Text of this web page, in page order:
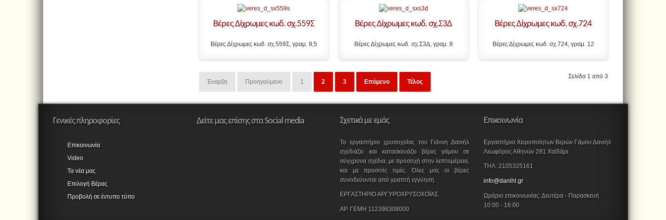
Βέρες Δίχρωμες κωδ. σχ.559Σ
Βέρες Δίχρωμες κωδ. σχ.559Σ, γραμ. 9,5
Βέρες Δίχρωμες κωδ. σχ.Σ3Δ
Βέρες Δίχρωμες κωδ. σχ.Σ3Δ, γραμ. 8
Βέρες Δίχρωμες κωδ. σχ.724
Βέρες Δίχρωμες κωδ. σχ.724, γραμ. 12
Έναρξη Προηγούμενο 1 2 3 Επόμενο Τέλος
Σελίδα 1 από 3
Γενικές πληροφορίες
Επικοινωνία
Video
Τα νέα μας
Επιλογή Βέρας
Προβολή σε έντυπο τύπο
Δείτε μας επίσης στα Social media Σχετικά με εμάς
Το εργαστήριο χρυσοχοΐας του Γιάννη Δανιήλ
σχεδιάζει και κατασκευάζει βέρες γάμου σε
σύγχρονα σχέδια, με προσοχή στην λεπτομέρεια,
και με προσιτές τιμές. Όλες μας οι βέρες
συνοδεύονται από γραπτή εγγύηση.
ΕΡΓΑΣΤΗΡΙΟ ΑΡΓΥΡΟΧΡΥΣΟΧΟΪΑΣ.
ΑΡ. ΓΕΜΗ 112398308000
Επικοινωνία
Εργαστήριο Χειροποίητων Βερών Γάμου Δανιήλ
Λεωφόρος Αθηνών 281 Χαϊδάρι
ΤΗΛ: 2105325161
info@danihl.gr
Ωράριο επικοινωνίας: Δευτέρα - Παρασκευή
10:00 - 16:00